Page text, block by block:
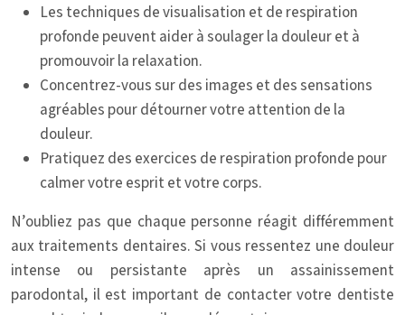
Les techniques de visualisation et de respiration
profonde peuvent aider à soulager la douleur et à
promouvoir la relaxation.
Concentrez-vous sur des images et des sensations
agréables pour détourner votre attention de la
douleur.
Pratiquez des exercices de respiration profonde pour
calmer votre esprit et votre corps.
N’oubliez pas que chaque personne réagit différemment
aux traitements dentaires. Si vous ressentez une douleur
intense ou persistante après un assainissement
parodontal, il est important de contacter votre dentiste